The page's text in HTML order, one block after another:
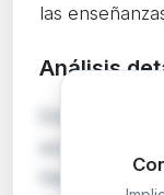
las
Análisis
Esta
académico
Nacional de